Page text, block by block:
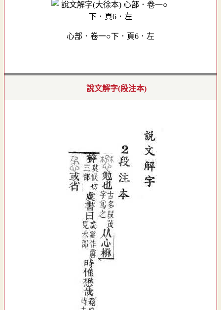
心部．卷一○下．頁6．左
說文解字(段注本)